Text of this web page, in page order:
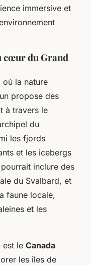
immersive et
cœur du Grand
où la nature
propose des
à travers le
du
les fjords
et les icebergs
inclure des
du Svalbard, et
faune locale,
et les
est le Canada
les îles de